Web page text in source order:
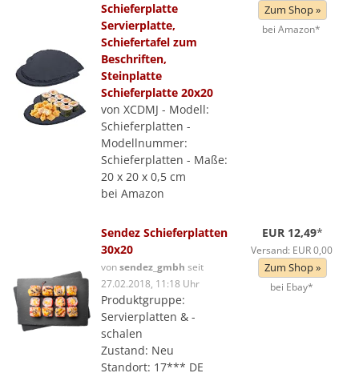
Schieferplatte
Servierplatte,
Schiefertafel zum
Beschriften,
Steinplatte
Schieferplatte 20x20
von XCDMJ - Modell:
Schieferplatten -
Modellnummer:
Schieferplatten - Maße:
20 x 20 x 0,5 cm
bei Amazon
Zum Shop »
bei Amazon*
Sendez Schieferplatten
30x20
vonsendez_gmbh seit
27.02.2018, 11:18 Uhr
Produktgruppe:
Servierplatten & -
schalen
Zustand: Neu
Standort: 17*** DE
EUR 12,49*
Versand: EUR 0,00
Zum Shop »
bei Ebay*